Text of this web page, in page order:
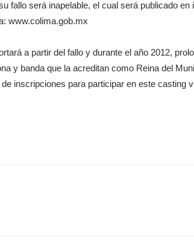
fallo será inapelable, el cual será publicado en
www.colima.gob.mx
a partir del fallo y durante el año 2012,
y banda que la acreditan como Reina del
inscripciones para participar en este casting